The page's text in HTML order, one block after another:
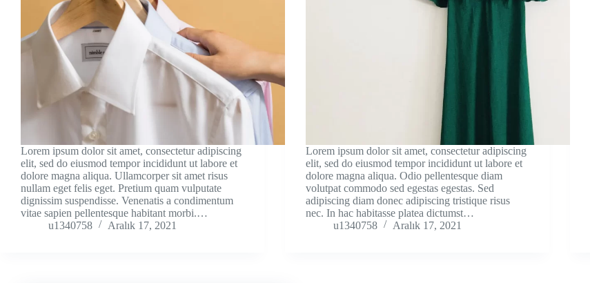
Lorem ipsum dolor sit amet, consectetur adipiscing
elit, sed do eiusmod tempor incididunt ut labore et
dolore magna aliqua. Ullamcorper sit amet risus
nullam eget felis eget. Pretium quam vulputate
dignissim suspendisse. Venenatis a condimentum
vitae sapien pellentesque habitant morbi.…
u1340758
Aralık 17, 2021
Lorem ipsum dolor sit amet, consectetur adipiscing
elit, sed do eiusmod tempor incididunt ut labore et
dolore magna aliqua. Odio pellentesque diam
volutpat commodo sed egestas egestas. Sed
adipiscing diam donec adipiscing tristique risus
nec. In hac habitasse platea dictumst…
u1340758
Aralık 17, 2021